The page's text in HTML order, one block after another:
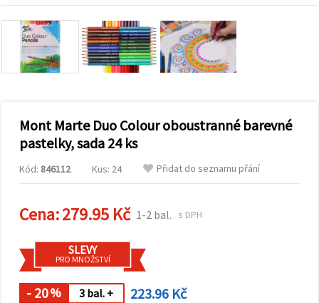
zobrazovali
obsah a
reklamu, a
to i s
pomocí
našich
marketing.
souhlasit s
všech
cookies
"Přijmout
uvést své
preference v
Nastavení
výběrem
daného
Mont Marte Duo Colour oboustranné barevné
pastelky, sada 24 ks
Kód: 846112 Kus: 24 Přidat do seznamu přání
Cena:279.95 Kč 1-2 bal. s DPH
SLEVY
PRO MNOŽSTVÍ
- 20% 3 bal. + 223.96 Kč